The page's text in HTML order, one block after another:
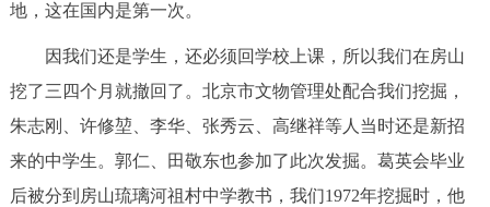
地，这在国内是第一次。
因我们还是学生，还必须回学校上课，所以我们在房山
挖了三四个月就撤回了。北京市文物管理处配合我们挖掘，
朱志刚、许修堃、李华、张秀云、高继祥等人当时还是新招
来的中学生。郭仁、田敬东也参加了此次发掘。葛英会毕业
后被分到房山琉璃河祖村中学教书，我们1972年挖掘时，他